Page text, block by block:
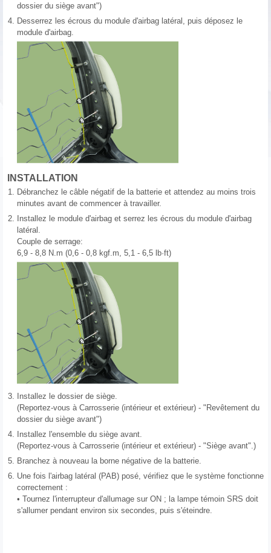
dossier du siège avant")
4. Desserrez les écrous du module d'airbag latéral, puis déposez le
module d'airbag.
INSTALLATION
1. Débranchez le câble négatif de la batterie et attendez au moins trois
minutes avant de commencer à travailler.
2.
Installez le module d'airbag et serrez les écrous du module d'airbag
latéral.
Couple de serrage:
6,9 - 8,8 N.m (0,6 - 0,8 kgf.m, 5,1 - 6,5 lb·ft)
3.
Installez le dossier de siège.
(Reportez-vous à Carrosserie (intérieur et extérieur) - "Revêtement du
dossier du siège avant")
4.
Installez l'ensemble du siège avant.
(Reportez-vous à Carrosserie (intérieur et extérieur) - "Siège avant".)
5. Branchez à nouveau la borne négative de la batterie.
6. Une fois l'airbag latéral (PAB) posé, vérifiez que le système fonctionne
correctement :
• Tournez l'interrupteur d'allumage sur ON ; la lampe témoin SRS doit
s'allumer pendant environ six secondes, puis s'éteindre.